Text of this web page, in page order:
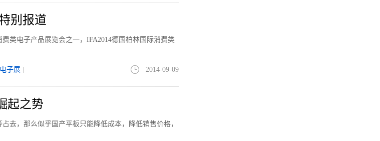
别报道
类电子产品展览会之一，IFA2014德国柏林国际消费类
子展 2014-09-09
起之势
去，那么似乎国产平板只能降低成本，降低销售价格，